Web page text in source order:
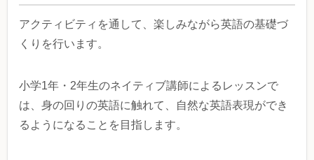
アクティビティを通して、楽しみながら英語の基礎づ
くりを行います。
小学1年・2年生のネイティブ講師によるレッスンで
は、身の回りの英語に触れて、自然な英語表現ができ
るようになることを目指します。